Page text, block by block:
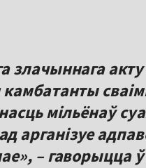
злачыннага акту
мільёнаў
арганізуе